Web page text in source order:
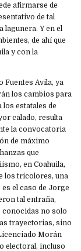
afirmarse de
de tal
lagunera. Y en el
de ahí que
y con la
Fuentes Avila, ya
los cambios para
estatales de
calado, resulta
la convocatoria
de máximo
que
en Coahuila,
los tricolores, una
el caso de Jorge
tal entraña,
conocidas no solo
trayectorias, sino
Morán
electoral, incluso